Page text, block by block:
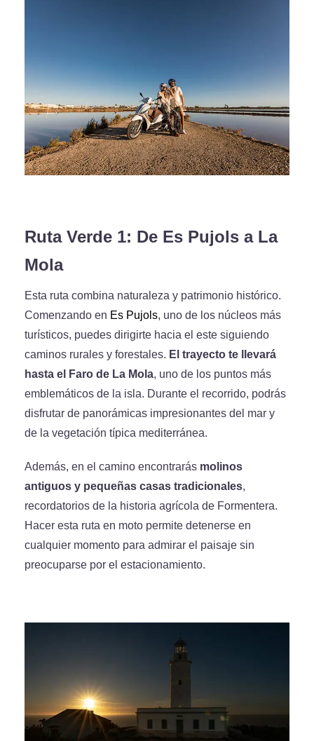
Ruta Verde 1: De Es Pujols a La
Mola
Esta ruta combina naturaleza y patrimonio histórico.
Comenzando en Es Pujols, uno de los núcleos más
turísticos, puedes dirigirte hacia el este siguiendo
caminos rurales y forestales. El trayecto te llevará
hasta el Faro de La Mola, uno de los puntos más
emblemáticos de la isla. Durante el recorrido, podrás
disfrutar de panorámicas impresionantes del mar y
de la vegetación típica mediterránea.
Además, en el camino encontrarás molinos
antiguos y pequeñas casas tradicionales,
recordatorios de la historia agrícola de Formentera.
Hacer esta ruta en moto permite detenerse en
cualquier momento para admirar el paisaje sin
preocuparse por el estacionamiento.